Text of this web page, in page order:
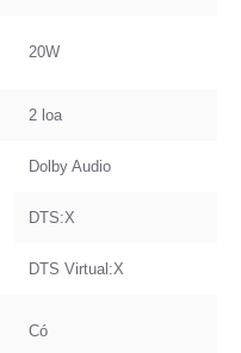
20W
2 loa
Dolby Audio
DTS:X
DTS Virtual:X
Có